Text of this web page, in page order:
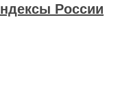
России